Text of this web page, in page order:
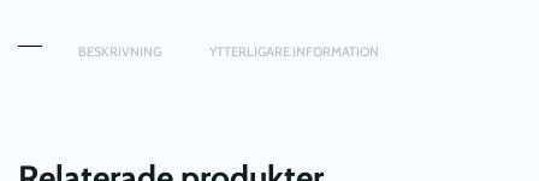
BESKRIVNING YTTERLIGARE INFORMATION